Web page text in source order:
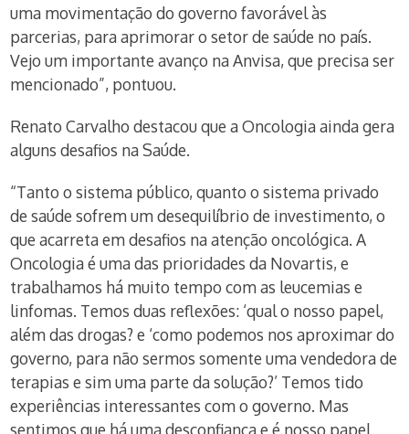
uma movimentação do governo favorável às
parcerias, para aprimorar o setor de saúde no país.
Vejo um importante avanço na Anvisa, que precisa ser
mencionado”, pontuou.
Renato Carvalho destacou que a Oncologia ainda gera
alguns desafios na Saúde.
“Tanto o sistema público, quanto o sistema privado
de saúde sofrem um desequilíbrio de investimento, o
que acarreta em desafios na atenção oncológica. A
Oncologia é uma das prioridades da Novartis, e
trabalhamos há muito tempo com as leucemias e
linfomas. Temos duas reflexões: ‘qual o nosso papel,
além das drogas? e ‘como podemos nos aproximar do
governo, para não sermos somente uma vendedora de
terapias e sim uma parte da solução?’ Temos tido
experiências interessantes com o governo. Mas
sentimos que há uma desconfiança e é nosso papel